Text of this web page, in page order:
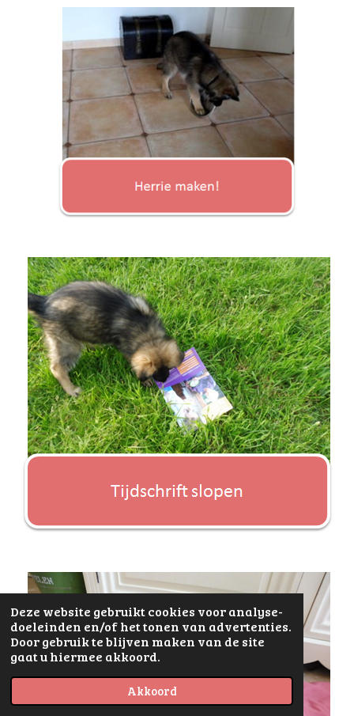
Deze website gebruikt cookies voor analyse-
doeleinden en/of het tonen van advertenties.
Door gebruik te blijven maken van de site
gaat u hiermee akkoord.
Akkoord